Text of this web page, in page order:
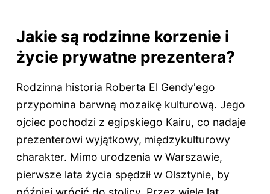
Jakie są rodzinne korzenie i
życie prywatne prezentera?
Rodzinna historia Roberta El Gendy'ego
przypomina barwną mozaikę kulturową. Jego
ojciec pochodzi z egipskiego Kairu, co nadaje
prezenterowi wyjątkowy, międzykulturowy
charakter. Mimo urodzenia w Warszawie,
pierwsze lata życia spędził w Olsztynie, by